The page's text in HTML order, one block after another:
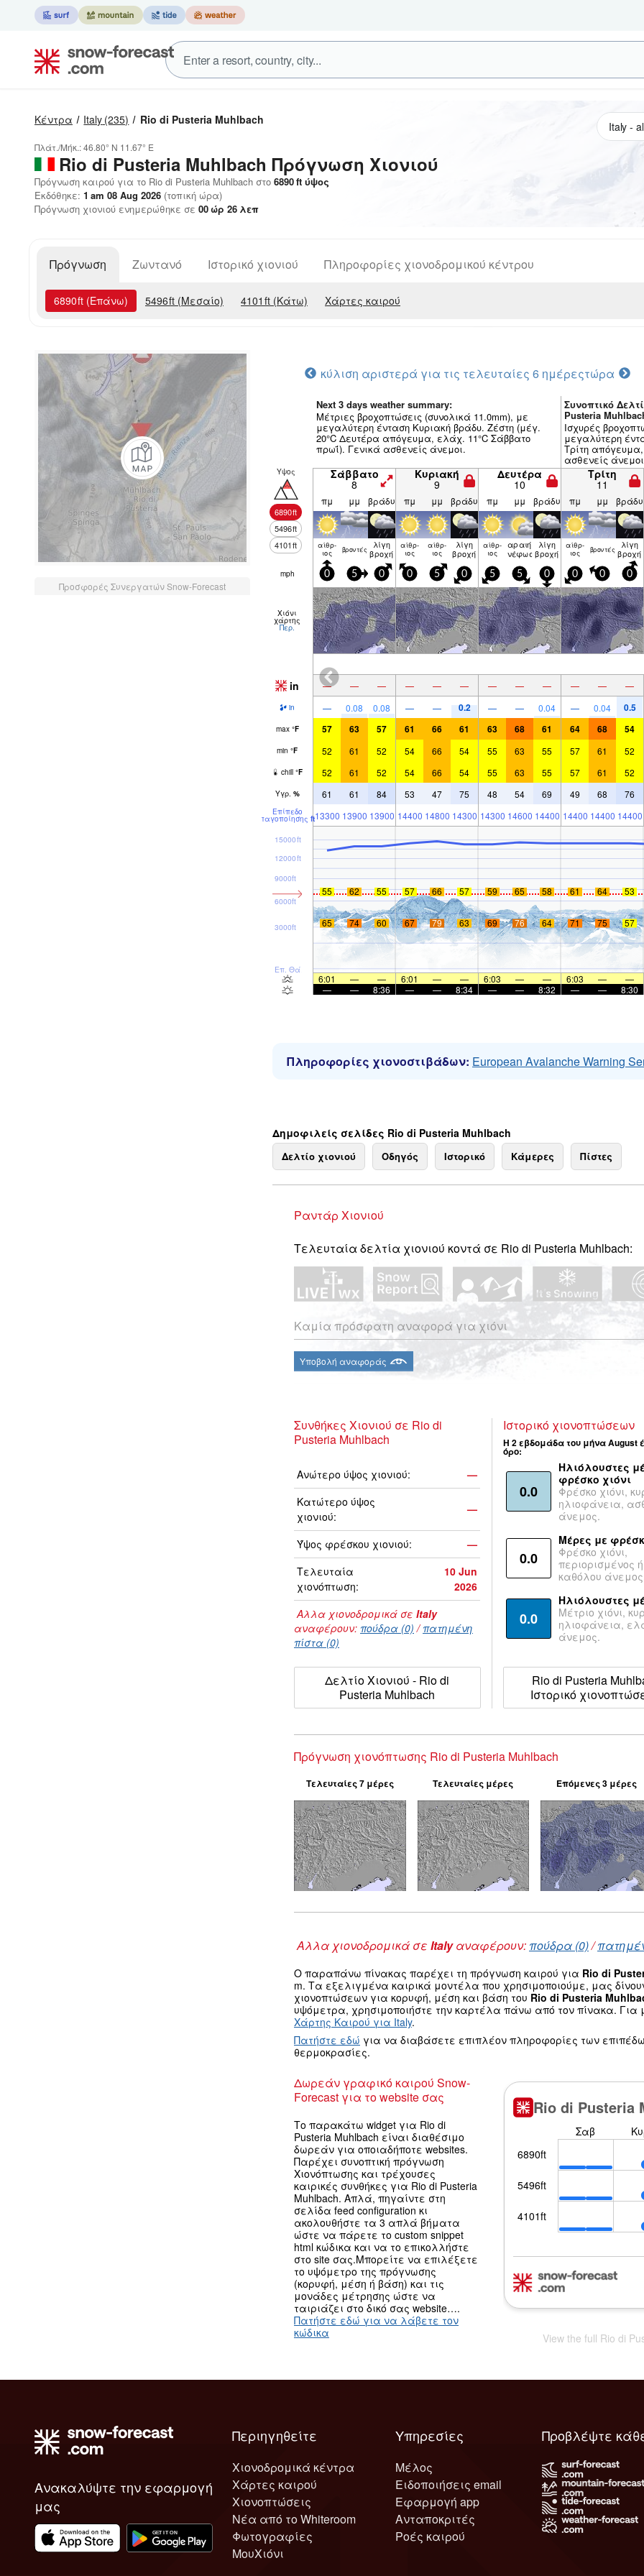
Κέντρα Italy (235) Rio di Pusteria Muhlbach
Πλάτ./Μήκ.:46.80° N 11.67° E
Rio di Pusteria Muhlbach Πρόγνωση Χιονιού
Πρόγνωση καιρού για το Rio di Pusteria Muhlbach στο 6890ft ύψος
Εκδόθηκε: 1 am 08 Aug 2026 (τοπική ώρα)
Πρόγνωση χιονιού ενημερώθηκε σε 00ώρ 26 λεπ
Πρόγνωση Ζωντανό Ιστορικό χιονιού Πληροφορίες χιονοδρομικού κέντρου
6890ft (Επάνω) 5496ft (Μεσαίο) 4101 ft (Κάτω) Χάρτες καιρού
Προσφορές Συνεργατών Snow-Forecast
κύλιση αριστερά για τις τελευταίες 6 ημέρεςτώρα
Next 3 days weather summary:
Μέτριες βροχοπτώσεις (συνολικά 11.0mm), με
μεγαλύτερη ένταση Κυριακή βράδυ. Ζέστη (μέγ.
20°C Δευτέρα απόγευμα, ελάχ. 11°C Σάββατο
πρωΐ). Γενικά ασθενείς άνεμοι.
Συνοπτικό
Pusteria
Ισχυρές
μεγαλύτερη
Τρίτη
ασθενείς
Υψος
6890ft
5496ft
4101ft
Σάββατο
8
Κυριακή
9
Δευτέρα
10
Τρίτη
11
πμ μμ βράδυ πμ μμ βράδυ πμ μμ βράδυ πμ μμ βράδυ
αίθρ­
ιος βρον­τές λίγη
βροχή
αίθρ­
ιος
αίθρ­
ιος
λίγη
βροχή
αίθρ­
ιος
αραιή
νέφωση
λίγη
βροχή
αίθρ­
ιος βρον­τές λίγη
βροχή
mph 0 5 0 0 5 0 5 5 0 0 0 0
Χιόνι
χάρτης
Περ.
in — — — — — — — — — — — —
in — 0.08 0.08 — — 0.2 — — 0.04 — 0.04 0.5
max °F 57 63 57 61 66 61 63 68 61 64 68 54
min °F 52 61 52 54 66 54 55 63 55 57 61 52
chill °F 52 61 52 54 66 54 55 63 55 57 61 52
Υγρ. % 61 61 84 53 47 75 48 54 69 49 68 76
Επίπεδο
παγοποίησης ft13300 13900 13900 14400 14800 14300 14300 14600 14400 14400 14400 14400
Επ. Θάλ
3000ft
6000ft
9000ft
12000ft
15000ft
55 62 55 57 66 57 59 65 58 61 64 53
65 74 60 67 79 63 69 76 64 71 75 57
6:01 — — 6:01 — — 6:03 — — 6:03 — —
—
— 8:36 — — 8:34 — — 8:32 — — 8:30
Πληροφορίες χιονοστιβάδων: European Avalanche Warning
Δημοφιλείς σελίδες Rio di Pusteria Muhlbach
Δελτίο χιονιού Οδηγός Ιστορικό Κάμερες Πίστες
Ραντάρ Χιονιού
Τελευταία δελτία χιονιού κοντά σε Rio di Pusteria Muhlbach:
Καμία πρόσφατη αναφορά για χιόνι
Υποβολή αναφοράς
Συνθήκες Χιονιού σε Rio di
Pusteria Muhlbach
Ανώτερο ύψος χιονιού:
—
Κατώτερο ύψος
χιονιού:
—
Ύψος φρέσκου χιονιού:
—
Τελευταία
χιονόπτωση:
10 Jun
2026
Αλλα χιονοδρομικά σε Italy
αναφέρουν: πούδρα (0) /πατημένη
πίστα (0)
Δελτίο Χιονιού - Rio di
Pusteria Muhlbach
Ιστορικό χιονοπτώσεων
Η 2 εβδομάδα του μήνα August
όρο:
0.0
Ηλιόλουστες
φρέσκο χιόνι
Φρέσκο χιόνι,
ηλιοφάνεια,
άνεμος.
0.0
Μέρες με
Φρέσκο χιόνι,
περιορισμένος
καθόλου
0.0
Ηλιόλουστες
Μέτριο χιόνι,
ηλιοφάνεια,
άνεμος.
Rio di Pusteria
Ιστορικό
Πρόγνωση χιονόπτωσης Rio di Pusteria Muhlbach
Τελευταίες 7 μέρες Τελευταίες μέρες Επόμενες 3 μέρες
Αλλα χιονοδρομικά σε Italyαναφέρουν: πούδρα (0)/
Ο παραπάνω πίνακας παρέχει τη πρόγνωση καιρού για Rio di
m. Τα εξελιγμένα καιρικά μοντέλα που χρησιμοποιούμε, μας
χιονοπτώσεων για κορυφή, μέση και βάση του Rio di Pusteria
υψόμετρα, χρησιμοποιήστε την καρτέλα πάνω από τον πίνακα. Για
Χάρτης Καιρού για Italy.
Πατήστε εδώ για να διαβάσετε επιπλέον πληροφορίες των
θερμοκρασίες.
Δωρεάν γραφικό καιρού Snow-
Forecast για το website σας
Το παρακάτω widget για Rio di
Pusteria Muhlbach είναι διαθέσιμο
δωρεάν για οποιαδήποτε websites.
Παρέχει συνοπτική πρόγνωση
Χιονόπτωσης και τρέχουσες
καιρικές συνθήκες για Rio di Pusteria
Muhlbach. Απλά, πηγαίντε στη
σελίδα feed configuration κι
ακολουθήστε τα 3 απλά βήματα
ώστε να πάρετε το custom snippet
html κώδικα και να το επικολλήστε
στο site σας.Μπορείτε να επιλέξετε
το υψόμετρο της πρόγνωσης
(κορυφή, μέση ή βάση) και τις
μονάδες μέτρησης ώστε να
ταιριάζει στο δικό σας website….
Πατήστε εδώ για να λάβετε τον
κώδικα
View the full Rio di
Ανακαλύψτε την εφαρμογή
μας
Περιηγηθείτε
Χιονοδρομικά κέντρα
Χάρτες καιρού
Χιονοπτώσεις
Νέα από το Whiteroom
Φωτογραφίες
ΜουΧιόνι
Υπηρεσίες
Μέλος
Ειδοποιήσεις email
Εφαρμογή app
Ανταποκριτές
Ροές καιρού
Προβλέψτε